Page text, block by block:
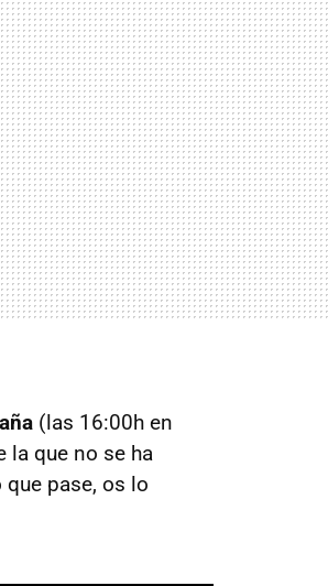
(las 16:00h en
la que no se ha
pase, os lo